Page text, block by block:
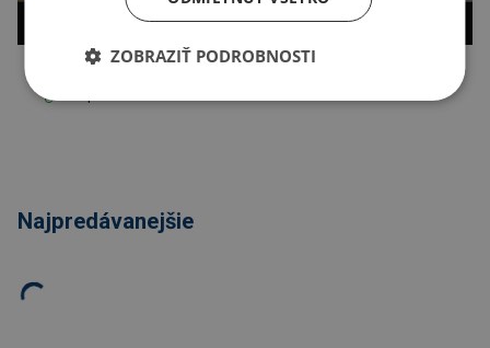
Najpredávanejšie
ZOBRAZIŤ PODROBNOSTI